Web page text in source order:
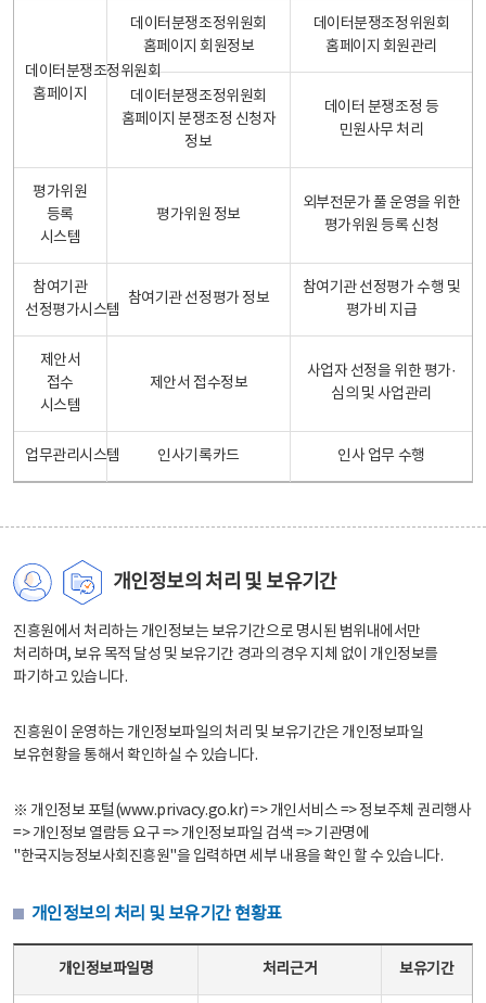
데이터분쟁조정위원회
홈페이지
데이터분쟁조정위원회
홈페이지 회원정보
데이터분쟁조정위원회
홈페이지 회원관리
데이터분쟁조정위원회
홈페이지 분쟁조정 신청자
정보
데이터 분쟁조정 등
민원사무 처리
평가위원
등록
시스템
평가위원 정보
외부전문가 풀 운영을 위한
평가위원 등록 신청
참여기관
선정평가시스템
참여기관 선정평가 정보
참여기관 선정평가 수행 및
평가비 지급
제안서
접수
시스템
제안서 접수정보
사업자 선정을 위한 평가·
심의 및 사업관리
업무관리시스템 인사기록카드 인사 업무 수행
개인정보의 처리 및 보유기간
진흥원에서 처리하는 개인정보는 보유기간으로 명시된 범위내에서만
처리하며, 보유 목적 달성 및 보유기간 경과의 경우 지체 없이 개인정보를
파기하고 있습니다.
진흥원이 운영하는 개인정보파일의 처리 및 보유기간은 개인정보파일
보유현황을 통해서 확인하실 수 있습니다.
※ 개인정보 포털(www.privacy.go.kr) => 개인서비스 => 정보주체 권리행사
=> 개인정보 열람등 요구 => 개인정보파일 검색 => 기관명에
"한국지능정보사회진흥원"을 입력하면 세부 내용을 확인 할 수 있습니다.
개인정보의 처리 및 보유기간 현황표
개인정보파일명 처리근거 보유기간